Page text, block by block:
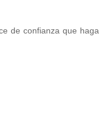
de confianza que haga